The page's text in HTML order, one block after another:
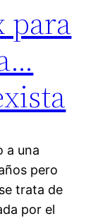
para
a una
pero
trata de
por el